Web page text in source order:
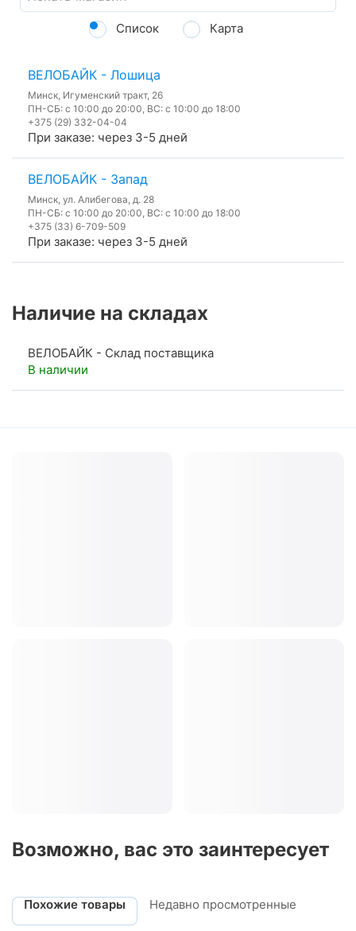
Список Карта
ВЕЛОБАЙК - Лошица
Минск, Игуменский тракт, 26
ПН-СБ: с 10:00 до 20:00, ВС: с 10:00 до 18:00
+375 (29) 332-04-04
При заказе: через 3-5 дней
ВЕЛОБАЙК - Запад
Минск, ул. Алибегова, д. 28
ПН-СБ: с 10:00 до 20:00, ВС: с 10:00 до 18:00
+375 (33) 6-709-509
При заказе: через 3-5 дней
Наличие на складах
ВЕЛОБАЙК - Склад поставщика
В наличии
Возможно, вас это заинтересует
Похожие товары Недавно просмотренные